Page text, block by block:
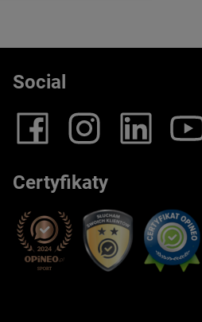
Social
Certyfikaty